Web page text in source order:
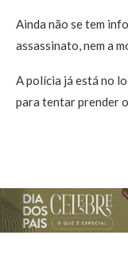
Ainda não se tem
assassinato, nem a
A polícia já está no
para tentar prender